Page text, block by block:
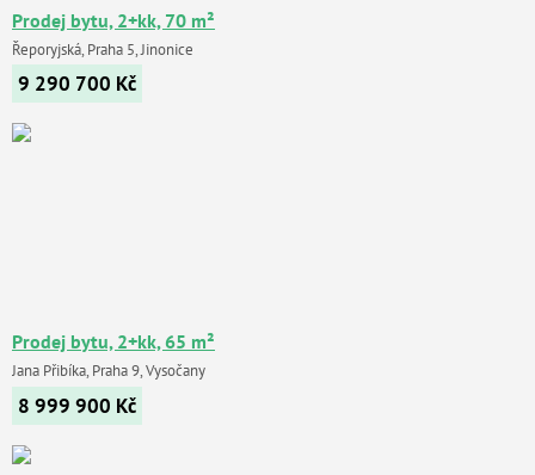
Prodej bytu, 2+kk, 70 m²
Řeporyjská, Praha 5, Jinonice
9 290 700 Kč
Prodej bytu, 2+kk, 65 m²
Jana Přibíka, Praha 9, Vysočany
8 999 900 Kč